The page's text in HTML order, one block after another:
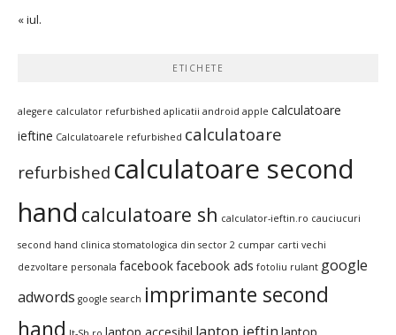
« iul.
ETICHETE
alegere calculator refurbished aplicatii android apple calculatoare
ieftine Calculatoarele refurbished calculatoare
refurbished calculatoare second
hand calculatoare sh calculator-ieftin.ro cauciucuri
second hand clinica stomatologica din sector 2 cumpar carti vechi
dezvoltare personala facebookfacebook ads fotoliu rulant google
adwords google search imprimante second
hand